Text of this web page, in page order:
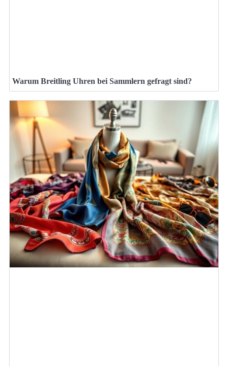
Warum Breitling Uhren bei Sammlern gefragt sind?